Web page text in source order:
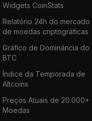
Widgets CoinStats
Relatório 24h do mercado
de moedas criptográficas
Gráfico de Dominância do
BTC
Índice da Temporada de
Altcoins
Preços Atuais de 20.000+
Moedas